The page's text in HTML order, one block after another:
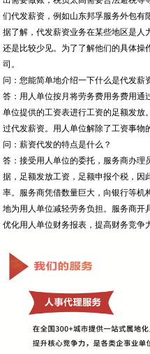
众所周知：工资是给企业给员工的报酬
的过程还会提高企业的经营成本。例如
出需要做账；税负太高需要合法避税等
们代发薪资，例如山东邦孚服务外包有
据了解，代发薪资业务在某些地区是人
司。
问：您能简单地介绍一下什么是代发薪
答：用人单位按月将劳务费用务费用
单位提供的工资表进行工资的足额发
过代发薪资。用人单位解除了工资事
问：薪资代发的特点是什么？
答：接受用人单位的委托，服务商办